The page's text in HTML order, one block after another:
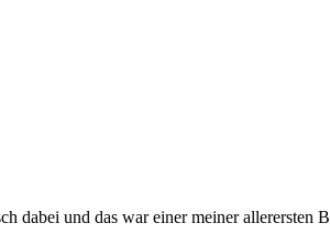
dabei und das war einer meiner allerersten